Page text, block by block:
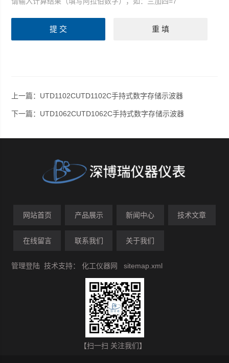
上一篇： UTD1102CUTD1102C手持式数字存储示波器
下一篇： UTD1062CUTD1062C手持式数字存储示波器
网站首页 产品展示 新闻中心 技术文章
在线留言 联系我们 关于我们
管理登陆 技术支持：化工仪器网 sitemap.xml
【扫一扫 关注我们】